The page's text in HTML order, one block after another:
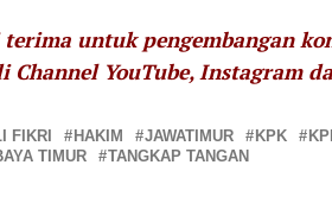
untuk pengembangan
Channel YouTube, Instagram
FIKRI HAKIM JAWATIMUR KPK
TIMUR TANGKAP TANGAN